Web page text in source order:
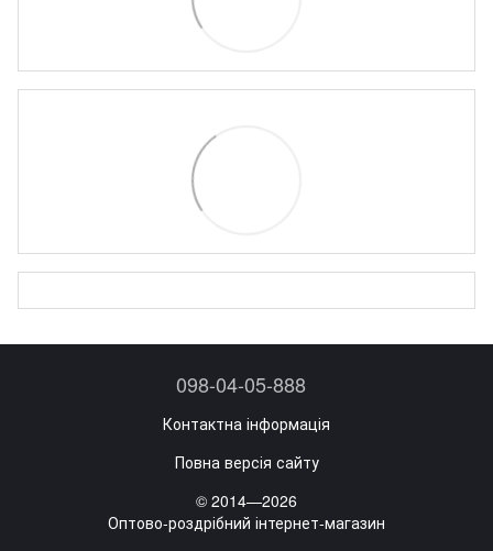
098-04-05-888
Контактна інформація
Повна версія сайту
© 2014—2026
Оптово-роздрібний інтернет-магазин